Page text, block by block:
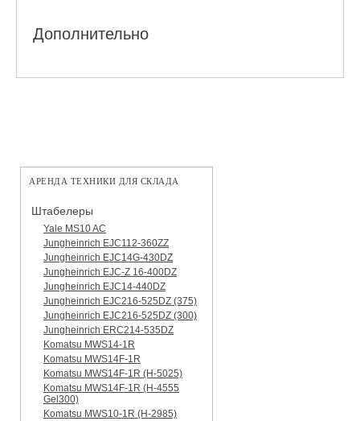
Дополнительно
АРЕНДА ТЕХНИКИ ДЛЯ СКЛАДА
Штабелеры
Yale MS10 AC
Jungheinrich EJC112-360ZZ
Jungheinrich EJC14G-430DZ
Jungheinrich EJC-Z 16-400DZ
Jungheinrich EJC14-440DZ
Jungheinrich EJC216-525DZ (375)
Jungheinrich EJC216-525DZ (300)
Jungheinrich ERC214-535DZ
Komatsu MWS14-1R
Komatsu MWS14F-1R
Komatsu MWS14F-1R (H-5025)
Komatsu MWS14F-1R (H-4555
Gel300)
Komatsu MWS10-1R (Н-2985)